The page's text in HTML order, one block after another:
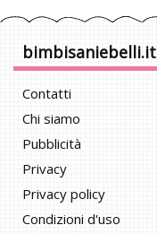
bimbisaniebelli.it
Contatti
Chi siamo
Pubblicità
Privacy
Privacy policy
Condizioni d'uso